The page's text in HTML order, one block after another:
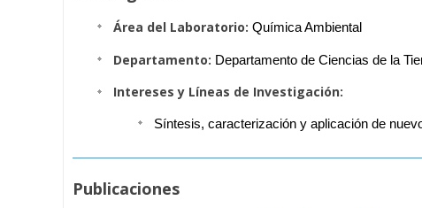
Área del Laboratorio: Química Ambiental
Departamento: Departamento de Ciencias de la
Intereses y Líneas de Investigación:
Síntesis, caracterización y aplicación de
Publicaciones